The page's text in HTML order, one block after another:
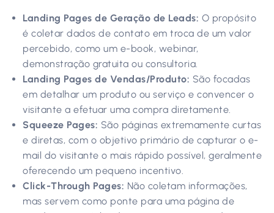
Landing Pages de Geração de Leads: O propósito
é coletar dados de contato em troca de um valor
percebido, como um e-book, webinar,
demonstração gratuita ou consultoria.
Landing Pages de Vendas/Produto: São focadas
em detalhar um produto ou serviço e convencer o
visitante a efetuar uma compra diretamente.
Squeeze Pages: São páginas extremamente curtas
e diretas, com o objetivo primário de capturar o e-
mail do visitante o mais rápido possível, geralmente
oferecendo um pequeno incentivo.
Click-Through Pages: Não coletam informações,
mas servem como ponte para uma página de